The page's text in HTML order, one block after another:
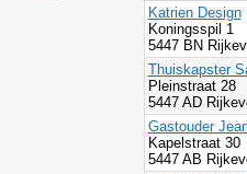
Katrien Design
Koningsspil 1
5447 BN
Thuiskapster
Pleinstraat 28
5447 AD
Gastouder
Kapelstraat 30
5447 AB